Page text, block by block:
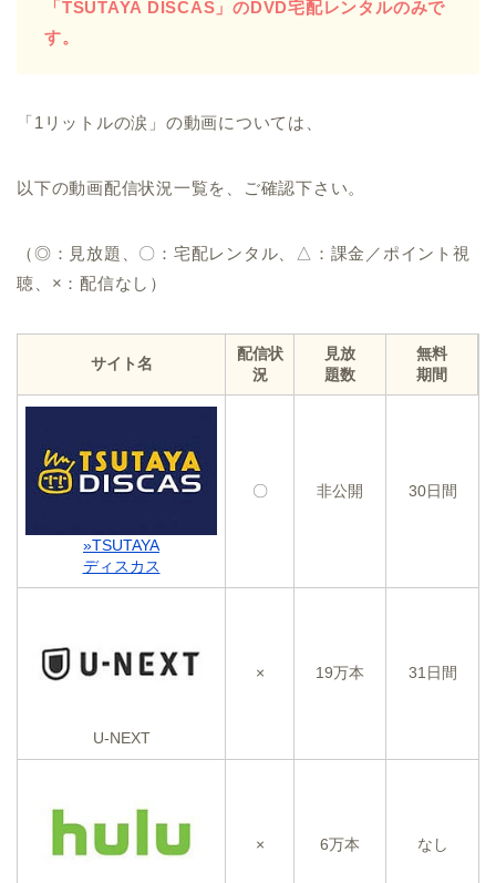
「TSUTAYA DISCAS」のDVD宅配レンタルのみで
す。
「1リットルの涙」の動画については、
以下の動画配信状況一覧を、ご確認下さい。
（◎：見放題、〇：宅配レンタル、△：課金／ポイント視
聴、×：配信なし）
サイト名
配信状
況
見放
題数
無料
期間
»TSUTAYA
ディスカス
〇 非公開 30日間
U-NEXT
× 19万本 31日間
× 6万本 なし